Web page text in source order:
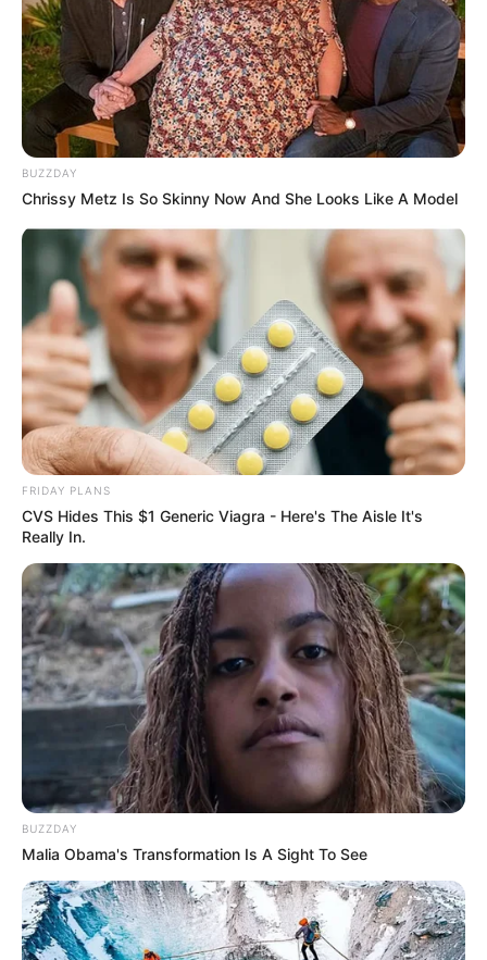
BUZZDAY
Chrissy Metz Is So Skinny Now And She Looks Like A Model
FRIDAY PLANS
CVS Hides This $1 Generic Viagra - Here's The Aisle It's
Really In.
BUZZDAY
Malia Obama's Transformation Is A Sight To See